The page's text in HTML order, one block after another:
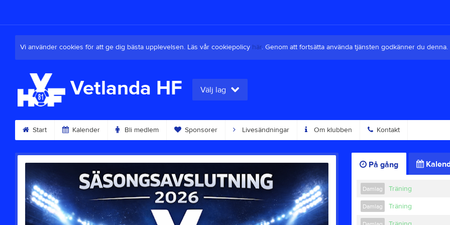
Vi använder cookies för att ge dig bästa upplevelsen. Läs vår cookiepolicy här. Genom att fortsätta använda tjänsten godkänner du denna.
Vetlanda HF Välj lag
Start Kalender Bli medlem Sponsorer Livesändningar Om klubben Kontakt
På gång
Damlag Träning
Damlag Träning